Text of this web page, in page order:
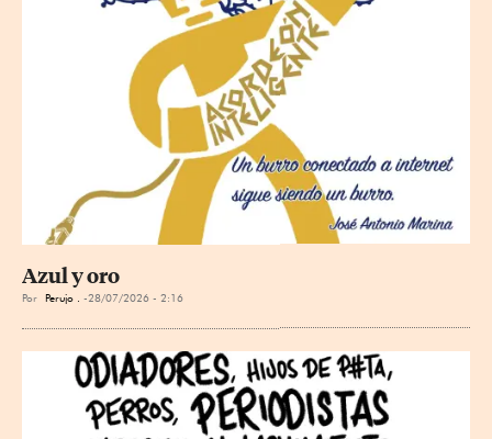
Azul y oro
Por Perujo . 28/07/2026 - 2:16